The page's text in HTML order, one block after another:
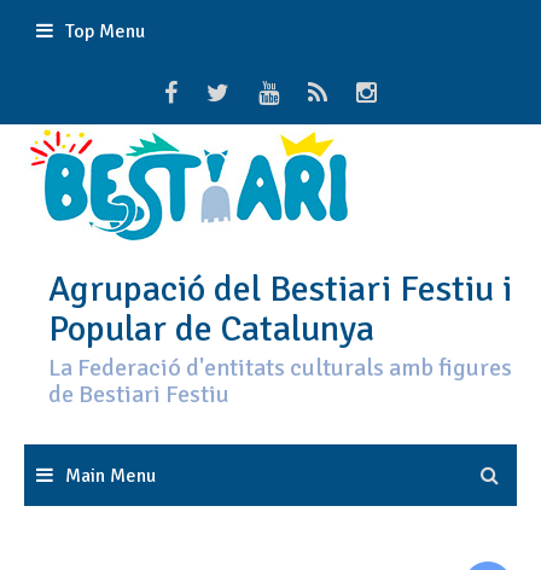
Top Menu
Agrupació del Bestiari Festiu i
Popular de Catalunya
La Federació d'entitats culturals amb figures
de Bestiari Festiu
Main Menu